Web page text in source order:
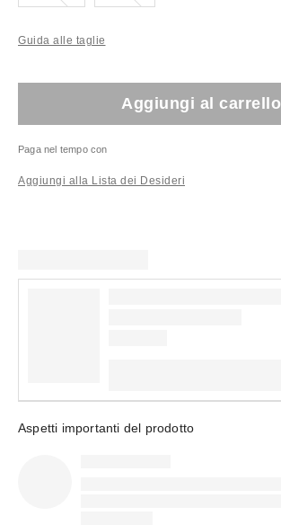
Guida alle taglie
Aggiungi al carrello
Paga nel tempo con
Aggiungi alla Lista dei Desideri
Aspetti importanti del prodotto